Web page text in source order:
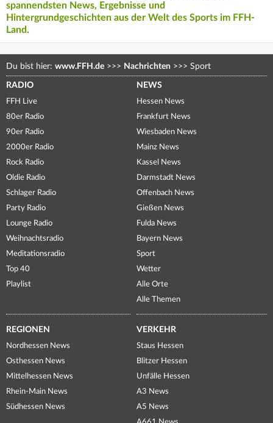
spannendsten News, Ergebnisse und
Hintergrundgeschichten aus der Welt des Sports im FFH-
Land.
Du bist hier: www.FFH.de >>> Nachrichten >>> Sport
RADIO
FFH Live
80er Radio
90er Radio
2000er Radio
Rock Radio
Oldie Radio
Schlager Radio
Party Radio
Lounge Radio
Weihnachtsradio
Meditationsradio
Top 40
Playlist
NEWS
Hessen News
Frankfurt News
Wiesbaden News
Mainz News
Kassel News
Darmstadt News
Offenbach News
Gießen News
Fulda News
Bayern News
Sport
Wetter
Alle Orte
Alle Themen
REGIONEN
Nordhessen News
Osthessen News
Mittelhessen News
Rhein-Main News
Südhessen News
VERKEHR
Staus Hessen
Blitzer Hessen
Unfälle Hessen
A3 News
A5 News